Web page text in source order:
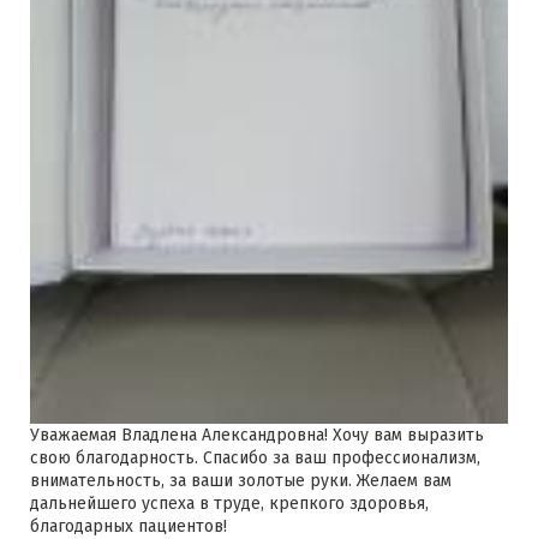
Уважаемая Владлена Александровна! Хочу вам выразить
свою благодарность. Спасибо за ваш профессионализм,
внимательность, за ваши золотые руки. Желаем вам
дальнейшего успеха в труде, крепкого здоровья,
благодарных пациентов!